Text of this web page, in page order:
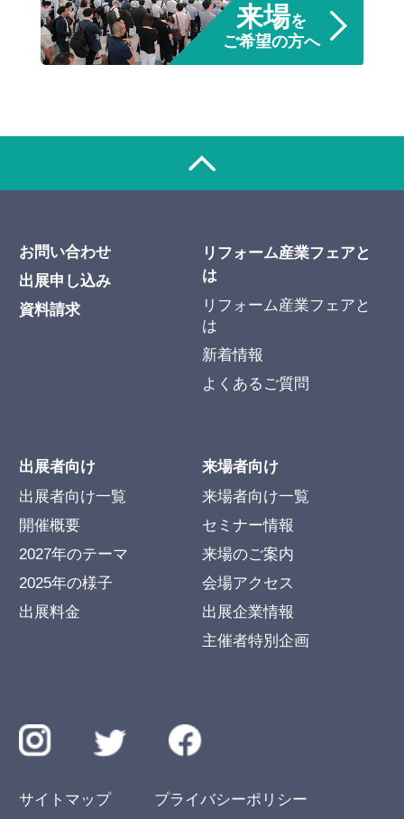
来場を
ご希望の方へ
お問い合わせ
出展申し込み
資料請求
リフォーム産業フェアと
は
リフォーム産業フェアと
は
新着情報
よくあるご質問
出展者向け
出展者向け一覧
開催概要
2027年のテーマ
2025年の様子
出展料金
来場者向け
来場者向け一覧
セミナー情報
来場のご案内
会場アクセス
出展企業情報
主催者特別企画
サイトマップ プライバシーポリシー